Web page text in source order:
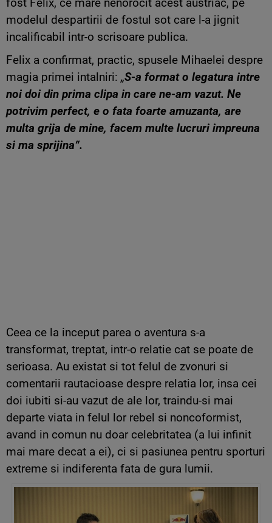
fost Felix, ce mare nenorocit acest austriac, pe
modelul despartirii de fostul sot care l-a jignit
incalificabil intr-o scrisoare publica.
Felix a confirmat, practic, spusele Mihaelei despre
magia primei intalniri: „S-a format o legatura intre
noi doi din prima clipa in care ne-am vazut. Ne
potrivim perfect, e o fata foarte amuzanta, are
multa grija de mine, facem multe lucruri impreuna
si ma sprijina“.
Ceea ce la inceput parea o aventura s-a
transformat, treptat, intr-o relatie cat se poate de
serioasa. Au existat si tot felul de zvonuri si
comentarii rautacioase despre relatia lor, insa cei
doi iubiti si-au vazut de ale lor, traindu-si mai
departe viata in felul lor rebel si noncoformist,
avand in comun nu doar celebritatea (a lui infinit
mai mare decat a ei), ci si pasiunea pentru sporturi
extreme si indiferenta fata de gura lumii.